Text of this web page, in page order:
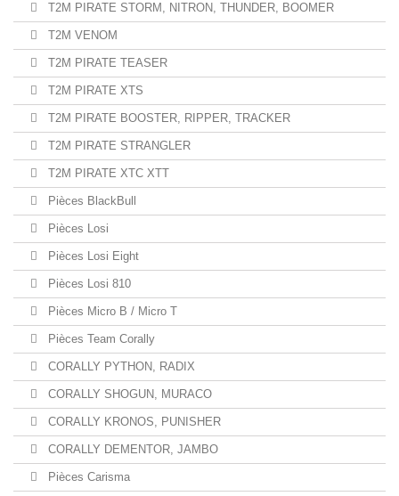
T2M PIRATE STORM, NITRON, THUNDER, BOOMER
T2M VENOM
T2M PIRATE TEASER
T2M PIRATE XTS
T2M PIRATE BOOSTER, RIPPER, TRACKER
T2M PIRATE STRANGLER
T2M PIRATE XTC XTT
Pièces BlackBull
Pièces Losi
Pièces Losi Eight
Pièces Losi 810
Pièces Micro B / Micro T
Pièces Team Corally
CORALLY PYTHON, RADIX
CORALLY SHOGUN, MURACO
CORALLY KRONOS, PUNISHER
CORALLY DEMENTOR, JAMBO
Pièces Carisma